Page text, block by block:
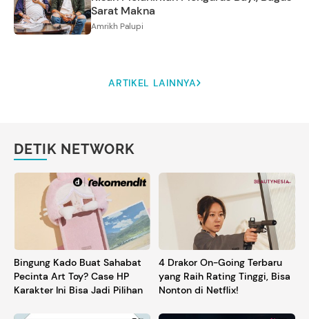
Sarat Makna
Amrikh Palupi
ARTIKEL LAINNYA
DETIK NETWORK
Bingung Kado Buat Sahabat
Pecinta Art Toy? Case HP
Karakter Ini Bisa Jadi Pilihan
4 Drakor On-Going Terbaru
yang Raih Rating Tinggi, Bisa
Nonton di Netflix!